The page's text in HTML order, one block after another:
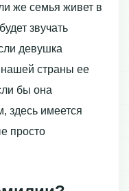
же семья живет в
звучать
девушка
нашей страны ее
бы она
здесь имеется
просто